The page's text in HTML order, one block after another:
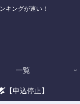
キングが速い！
一覧
【申込停止】